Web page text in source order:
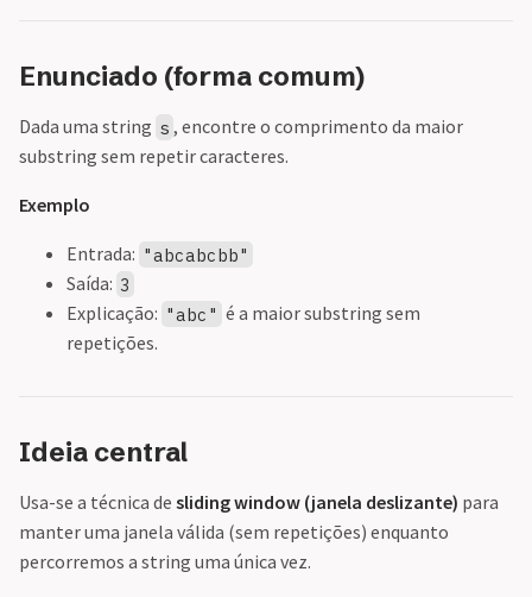
Enunciado (forma comum)
Dada uma string s , encontre o comprimento da maior
substring sem repetir caracteres.
Exemplo
Entrada: "abcabcbb"
Saída: 3
Explicação: "abc" é a maior substring sem
repetições.
Ideia central
Usa-se a técnica de sliding window (janela deslizante) para
manter uma janela válida (sem repetições) enquanto
percorremos a string uma única vez.